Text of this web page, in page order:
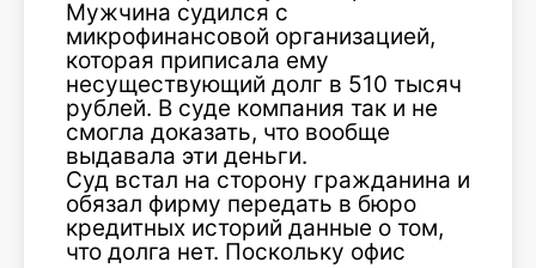
Мужчина судился с
микрофинансовой организацией,
которая приписала ему
несуществующий долг в 510 тысяч
рублей. В суде компания так и не
смогла доказать, что вообще
выдавала эти деньги.
Суд встал на сторону гражданина и
обязал фирму передать в бюро
кредитных историй данные о том,
что долга нет. Поскольку офис